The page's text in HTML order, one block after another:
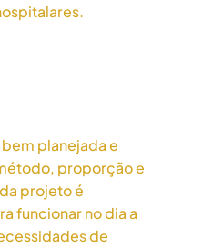
planejada e
proporção e
projeto é
funcionar no dia a
de